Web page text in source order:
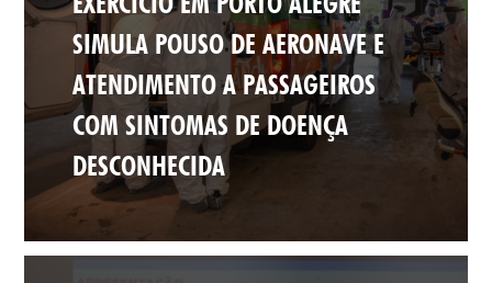
SIMULA POUSO DE AERONAVE E
ATENDIMENTO A PASSAGEIROS
COM SINTOMAS DE DOENÇA
DESCONHECIDA